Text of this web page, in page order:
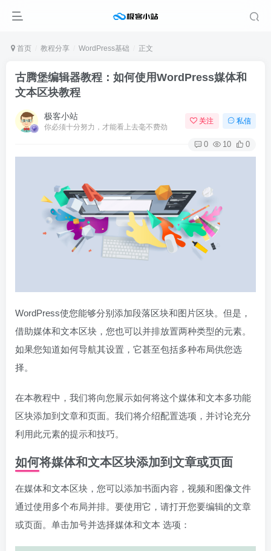
首页 教程分享 WordPress基础 正文
古腾堡编辑器教程：如何使用WordPress媒体和
文本区块教程
极客小站
你必须十分努力，才能看上去毫不费劲
关注 私信
0 10 0
WordPress使您能够分别添加段落区块和图片区块。但是，
借助媒体和文本区块，您也可以并排放置两种类型的元素。
如果您知道如何导航其设置，它甚至包括多种布局供您选
择。
在本教程中，我们将向您展示如何将这个媒体和文本多功能
区块添加到文章和页面。我们将介绍配置选项，并讨论充分
利用此元素的提示和技巧。
如何将媒体和文本区块添加到文章或页面
在媒体和文本区块，您可以添加书面内容，视频和图像文件
通过使用多个布局并排。要使用它，请打开您要编辑的文章
或页面。单击加号并选择媒体和文本 选项：